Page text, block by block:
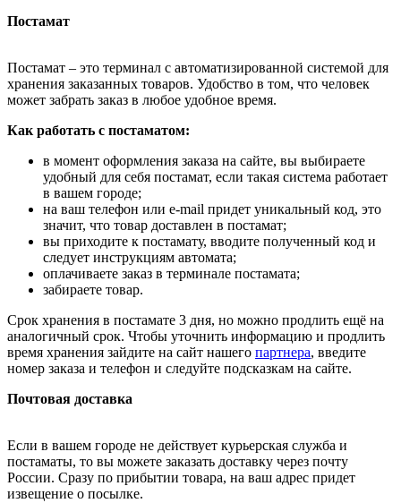
Постамат
Постамат – это терминал с автоматизированной системой для
хранения заказанных товаров. Удобство в том, что человек
может забрать заказ в любое удобное время.
Как работать с постаматом:
в момент оформления заказа на сайте, вы выбираете
удобный для себя постамат, если такая система работает
в вашем городе;
на ваш телефон или e-mail придет уникальный код, это
значит, что товар доставлен в постамат;
вы приходите к постамату, вводите полученный код и
следует инструкциям автомата;
оплачиваете заказ в терминале постамата;
забираете товар.
Срок хранения в постамате 3 дня, но можно продлить ещё на
аналогичный срок. Чтобы уточнить информацию и продлить
время хранения зайдите на сайт нашего партнера, введите
номер заказа и телефон и следуйте подсказкам на сайте.
Почтовая доставка
Если в вашем городе не действует курьерская служба и
постаматы, то вы можете заказать доставку через почту
России. Сразу по прибытии товара, на ваш адрес придет
извещение о посылке.